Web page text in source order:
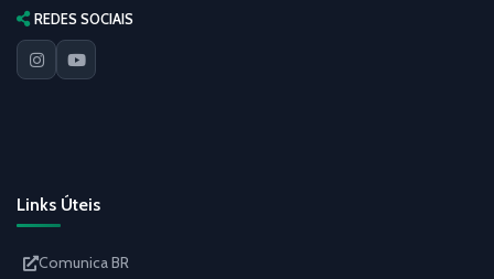
REDES SOCIAIS
Links Úteis
Comunica BR